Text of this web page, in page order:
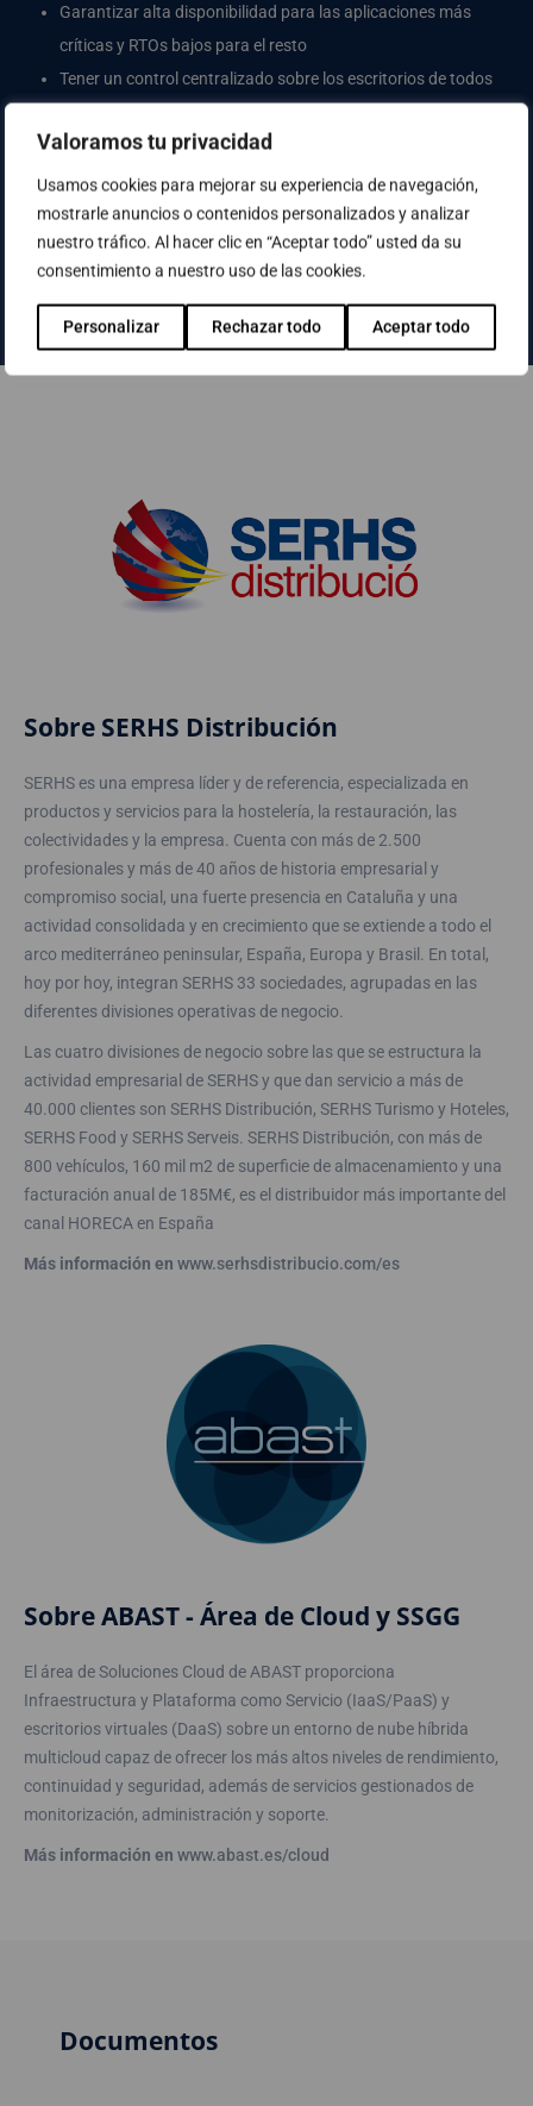
Valoramos tu privacidad
Usamos cookies para mejorar su experiencia de navegación,
mostrarle anuncios o contenidos personalizados y analizar
nuestro tráfico. Al hacer clic en “Aceptar todo” usted da su
consentimiento a nuestro uso de las cookies.
Personalizar Rechazar todo Aceptar todo
Garantizar alta disponibilidad para las aplicaciones más
críticas y RTOs bajos para el resto
Tener un control centralizado sobre los escritorios de todos
de servicio
Aumentar la flexibilidad, seguridad y escalabilidad de la
plataforma sin inversiones importantes
Sobre SERHS Distribución
SERHS es una empresa líder y de referencia, especializada en
productos y servicios para la hostelería, la restauración, las
colectividades y la empresa. Cuenta con más de 2.500
profesionales y más de 40 años de historia empresarial y
compromiso social, una fuerte presencia en Cataluña y una
actividad consolidada y en crecimiento que se extiende a todo el
arco mediterráneo peninsular, España, Europa y Brasil. En total,
hoy por hoy, integran SERHS 33 sociedades, agrupadas en las
diferentes divisiones operativas de negocio.
Las cuatro divisiones de negocio sobre las que se estructura la
actividad empresarial de SERHS y que dan servicio a más de
40.000 clientes son SERHS Distribución, SERHS Turismo y Hoteles,
SERHS Food y SERHS Serveis. SERHS Distribución, con más de
800 vehículos, 160 mil m2 de superficie de almacenamiento y una
facturación anual de 185M€, es el distribuidor más importante del
canal HORECA en España
Más información en www.serhsdistribucio.com/es
Sobre ABAST - Área de Cloud y SSGG
El área de Soluciones Cloud de ABAST proporciona
Infraestructura y Plataforma como Servicio (IaaS/PaaS) y
escritorios virtuales (DaaS) sobre un entorno de nube híbrida
multicloud capaz de ofrecer los más altos niveles de rendimiento,
continuidad y seguridad, además de servicios gestionados de
monitorización, administración y soporte.
Más información en www.abast.es/cloud
Documentos